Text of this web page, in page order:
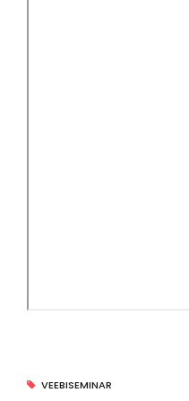
VEEBISEMINAR